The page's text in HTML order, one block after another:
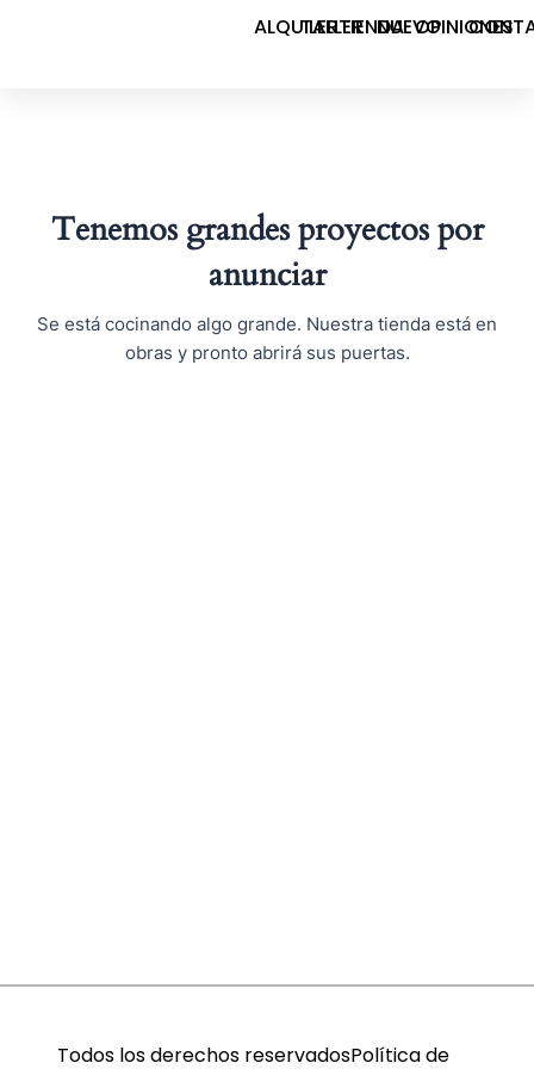
ALQUILER
TALLERTIENDANUEVOOPINIONES
Tenemos grandes proyectos por
anunciar
Se está cocinando algo grande. Nuestra tienda está en
obras y pronto abrirá sus puertas.
Todos los derechos reservadosPolítica de